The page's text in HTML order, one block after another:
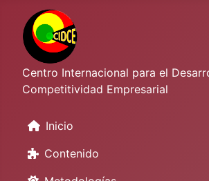
Centro Internacional para el
Competitividad Empresarial
Inicio
Contenido